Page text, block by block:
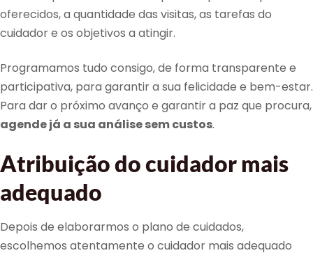
oferecidos, a quantidade das visitas, as tarefas do
cuidador e os objetivos a atingir.
Programamos tudo consigo, de forma transparente e
participativa, para garantir a sua felicidade e bem-estar.
Para dar o próximo avanço e garantir a paz que procura,
agende já a sua análise sem custos.
Atribuição do cuidador mais
adequado
Depois de elaborarmos o plano de cuidados,
escolhemos atentamente o cuidador mais adequado